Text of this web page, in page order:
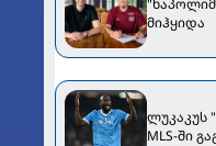
მიჰყიდა
ლუკაკუს
MLS-ში